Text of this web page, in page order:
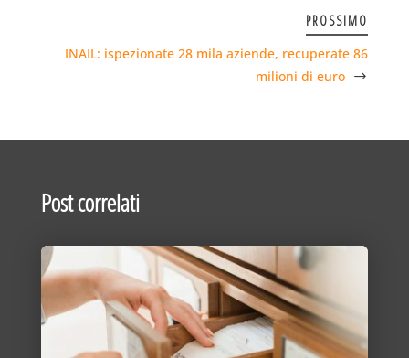
PROSSIMO
INAIL: ispezionate 28 mila aziende, recuperate 86
milioni di euro
Post correlati